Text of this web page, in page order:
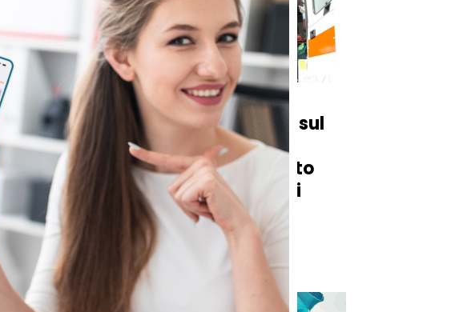
sentiero
nipoti:
due passi
Nello Conti
Cronaca
Incidente mortale sul
lavoro a Carrara:
44enne schiacciato
da alcune lastre di
marmo